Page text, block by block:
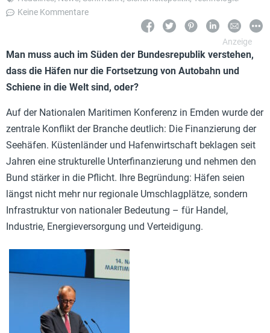
Keine Kommentare
Man muss auch im Süden der Bundesrepublik verstehen,
dass die Häfen nur die Fortsetzung von Autobahn und
Schiene in die Welt sind, oder?
Auf der Nationalen Maritimen Konferenz in Emden wurde der
zentrale Konflikt der Branche deutlich: Die Finanzierung der
Seehäfen. Küstenländer und Hafenwirtschaft beklagen seit
Jahren eine strukturelle Unterfinanzierung und nehmen den
Bund stärker in die Pflicht. Ihre Begründung: Häfen seien
längst nicht mehr nur regionale Umschlagplätze, sondern
Infrastruktur von nationaler Bedeutung – für Handel,
Industrie, Energieversorgung und Verteidigung.